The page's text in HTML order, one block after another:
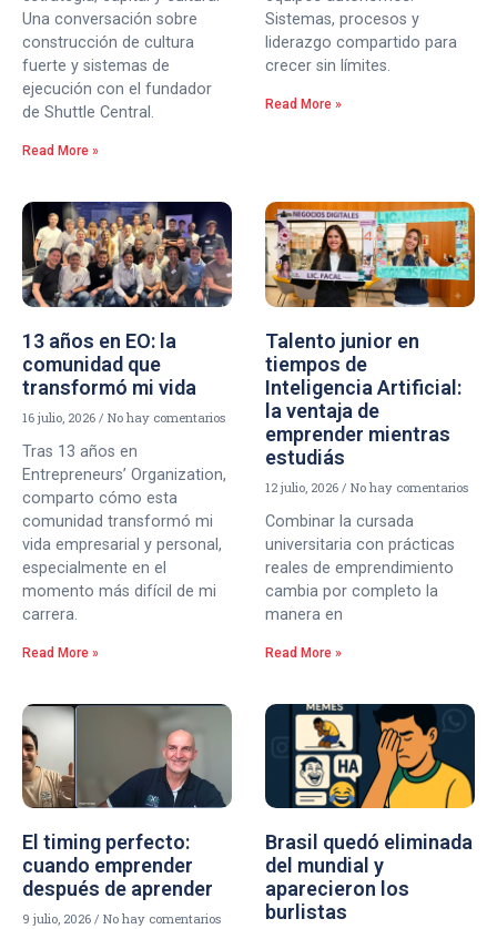
Una conversación sobre
construcción de cultura
fuerte y sistemas de
ejecución con el fundador
de Shuttle Central.
Read More »
Sistemas, procesos y
liderazgo compartido para
crecer sin límites.
Read More »
13 años en EO: la
comunidad que
transformó mi vida
16 julio, 2026 No hay comentarios
Tras 13 años en
Entrepreneurs’ Organization,
comparto cómo esta
comunidad transformó mi
vida empresarial y personal,
especialmente en el
momento más difícil de mi
carrera.
Read More »
Talento junior en
tiempos de
Inteligencia Artificial:
la ventaja de
emprender mientras
estudiás
12 julio, 2026 No hay comentarios
Combinar la cursada
universitaria con prácticas
reales de emprendimiento
cambia por completo la
manera en
Read More »
El timing perfecto:
cuando emprender
después de aprender
9 julio, 2026 No hay comentarios
Brasil quedó eliminada
del mundial y
aparecieron los
burlistas